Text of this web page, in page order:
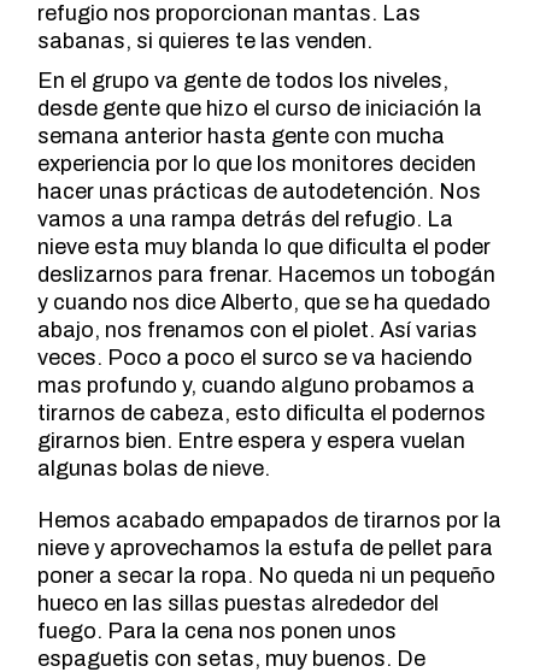
refugio nos proporcionan mantas. Las
sabanas, si quieres te las venden.
En el grupo va gente de todos los niveles,
desde gente que hizo el curso de iniciación la
semana anterior hasta gente con mucha
experiencia por lo que los monitores deciden
hacer unas prácticas de autodetención. Nos
vamos a una rampa detrás del refugio. La
nieve esta muy blanda lo que dificulta el poder
deslizarnos para frenar. Hacemos un tobogán
y cuando nos dice Alberto, que se ha quedado
abajo, nos frenamos con el piolet. Así varias
veces. Poco a poco el surco se va haciendo
mas profundo y, cuando alguno probamos a
tirarnos de cabeza, esto dificulta el podernos
girarnos bien. Entre espera y espera vuelan
algunas bolas de nieve.
Hemos acabado empapados de tirarnos por la
nieve y aprovechamos la estufa de pellet para
poner a secar la ropa. No queda ni un pequeño
hueco en las sillas puestas alrededor del
fuego. Para la cena nos ponen unos
espaguetis con setas, muy buenos. De